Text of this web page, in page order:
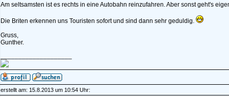
Am seltsamsten ist es rechts in eine Autobahn reinzufahren. Aber sonst geht's
Die Briten erkennen uns Touristen sofort und sind dann sehr geduldig.
Gruss,
Gunther.
erstellt am: 15.8.2013 um 10:54 Uhr: